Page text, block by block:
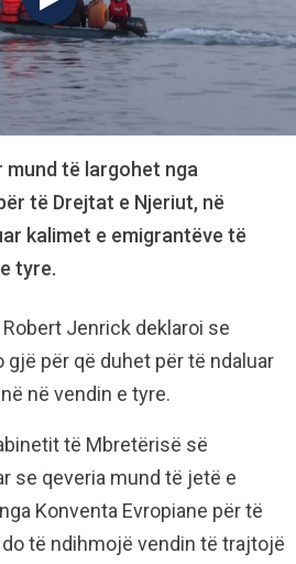
mund të largohet nga
të Drejtat e Njeriut, në
kalimet e emigrantëve të
tyre.
Jenrick deklaroi se
gjë për që duhet për të ndaluar
në vendin e tyre.
të Mbretërisë së
se qeveria mund të jetë e
Konventa Evropiane për të
të ndihmojë vendin të trajtojë